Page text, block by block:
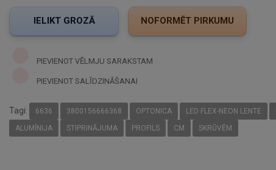
PIEVIENOT VĒLMJU SARAKSTAM
PIEVIENOT SALĪDZINĀŠANAI
Tagi: 6636 3800156666368 OPTONICA LED FLEX-NEON LENTE
ALUMĪNIJA
STIPRINĀJUMA PROFILS CM SKRŪVĒM